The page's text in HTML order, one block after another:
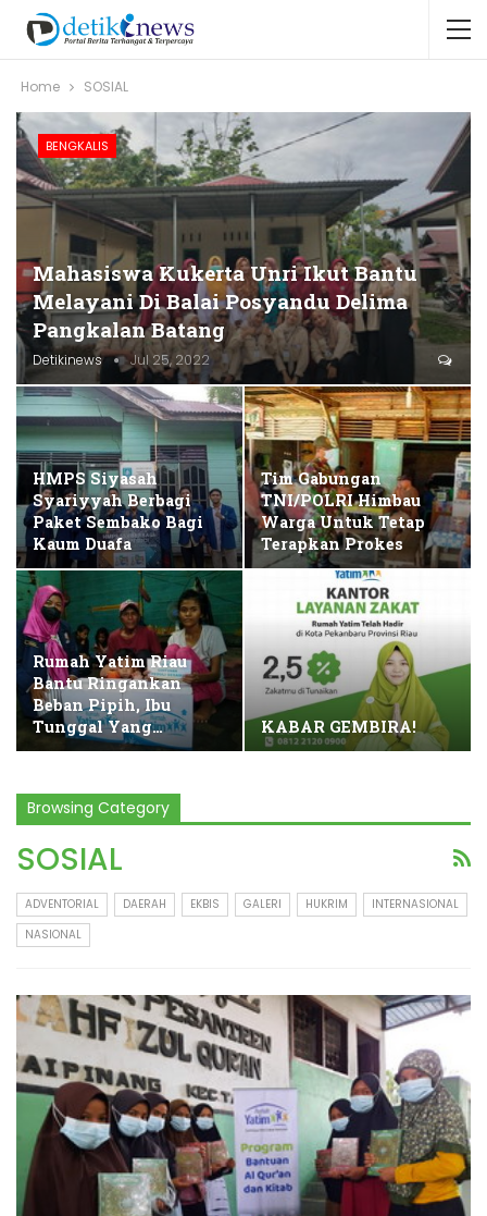
Home SOSIAL
BENGKALIS
Mahasiswa Kukerta Unri Ikut Bantu
Melayani Di Balai Posyandu Delima
Pangkalan Batang
Detikinews Jul 25, 2022
HMPS Siyasah
Syariyyah Berbagi
Paket Sembako Bagi
Kaum Duafa
Tim Gabungan
TNI/POLRI Himbau
Warga Untuk Tetap
Terapkan Prokes
Rumah Yatim Riau
Bantu Ringankan
Beban Pipih, Ibu
Tunggal Yang…
KABAR GEMBIRA!
Browsing Category
SOSIAL
ADVENTORIAL DAERAH EKBIS GALERI HUKRIM
INTERNASIONAL
NASIONAL